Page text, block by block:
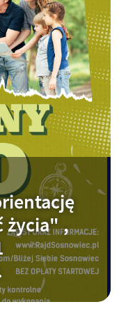
życia" ,